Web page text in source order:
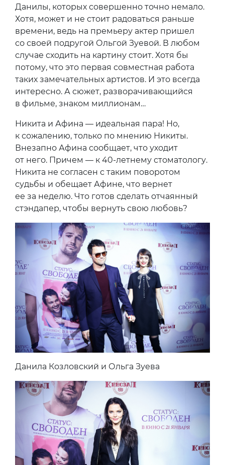
Данилы, которых совершенно точно немало.
Хотя, может и не стоит радоваться раньше
времени, ведь на премьеру актер пришел
со своей подругой Ольгой Зуевой. В любом
случае сходить на картину стоит. Хотя бы
потому, что это первая совместная работа
таких замечательных артистов. И это всегда
интересно. А сюжет, разворачивающийся
в фильме, знаком миллионам…
Никита и Афина — идеальная пара! Но,
к сожалению, только по мнению Никиты.
Внезапно Афина сообщает, что уходит
от него. Причем — к 40-летнему стоматологу.
Никита не согласен с таким поворотом
судьбы и обещает Афине, что вернет
ее за неделю. Что готов сделать отчаянный
стэндапер, чтобы вернуть свою любовь?
Данила Козловский и Ольга Зуева